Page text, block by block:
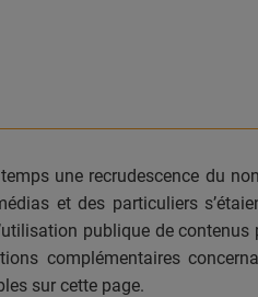
une recrudescence du
et des particuliers
publique de
complémentaires
sur cette page.